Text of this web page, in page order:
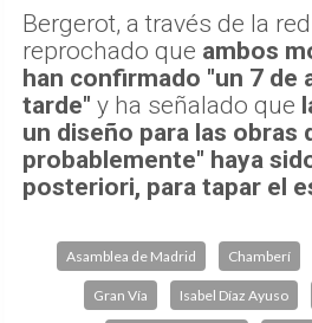
Bergerot, a través de la
reprochado que ambos
han confirmado "un 7 de
tarde" y ha señalado que
un diseño para las obras
probablemente" haya
posteriori, para tapar el
Asamblea de Madrid Chamberí
Gran Vía Isabel Díaz Ayuso